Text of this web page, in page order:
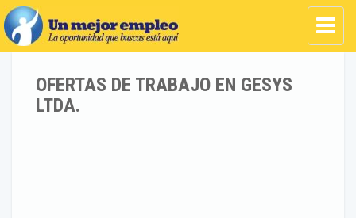
OFERTAS DE TRABAJO EN GESYS
LTDA.